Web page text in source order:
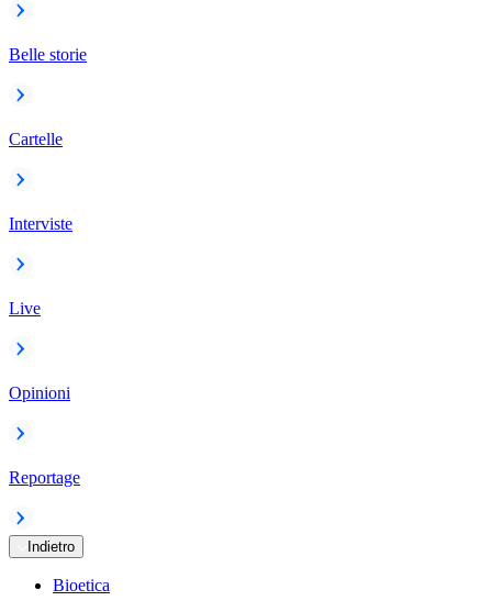
Belle storie
Cartelle
Interviste
Live
Opinioni
Reportage
Indietro
Bioetica